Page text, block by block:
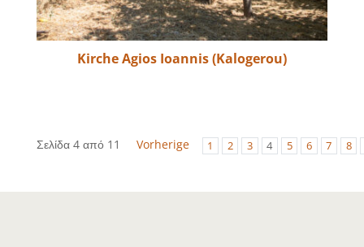
Kirche Agios Ioannis (Kalogerou)
Σελίδα 4 από 11 Vorherige 1 2 3 4 5 6 7 8